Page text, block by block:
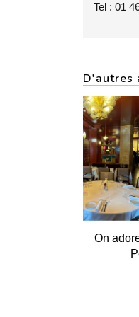
Tel : 01
D'autres
On